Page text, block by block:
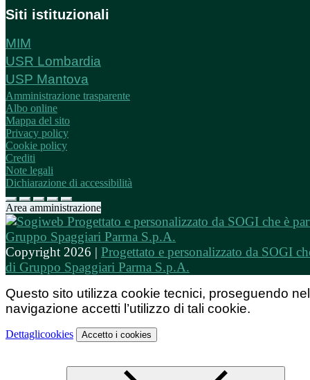
Siti istituzionali
MIM
USR Lombardia
USP Mantova
Amministrazione trasparente
Albo online
Mappa del sito
Privacy policy
Cookie policy
Crediti
Note legali
Dichiarazione di accessibilità
Area amministrazione
Copyright 2026 | Progettato e personalizzato da SOGI
di Gruppo Spaggiari Parma S.p.A.
Questo sito utilizza cookie tecnici, proseguendo
navigazione accetti l’utilizzo di tali cookie.
Dettaglicookies Accetto i cookies